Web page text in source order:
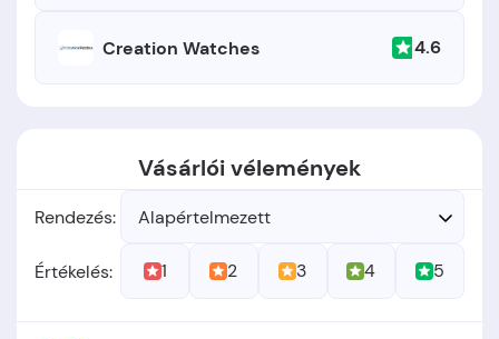
Creation Watches 4.6
Vásárlói vélemények
Rendezés: Alapértelmezett
Értékelés: 1 2 3 4 5